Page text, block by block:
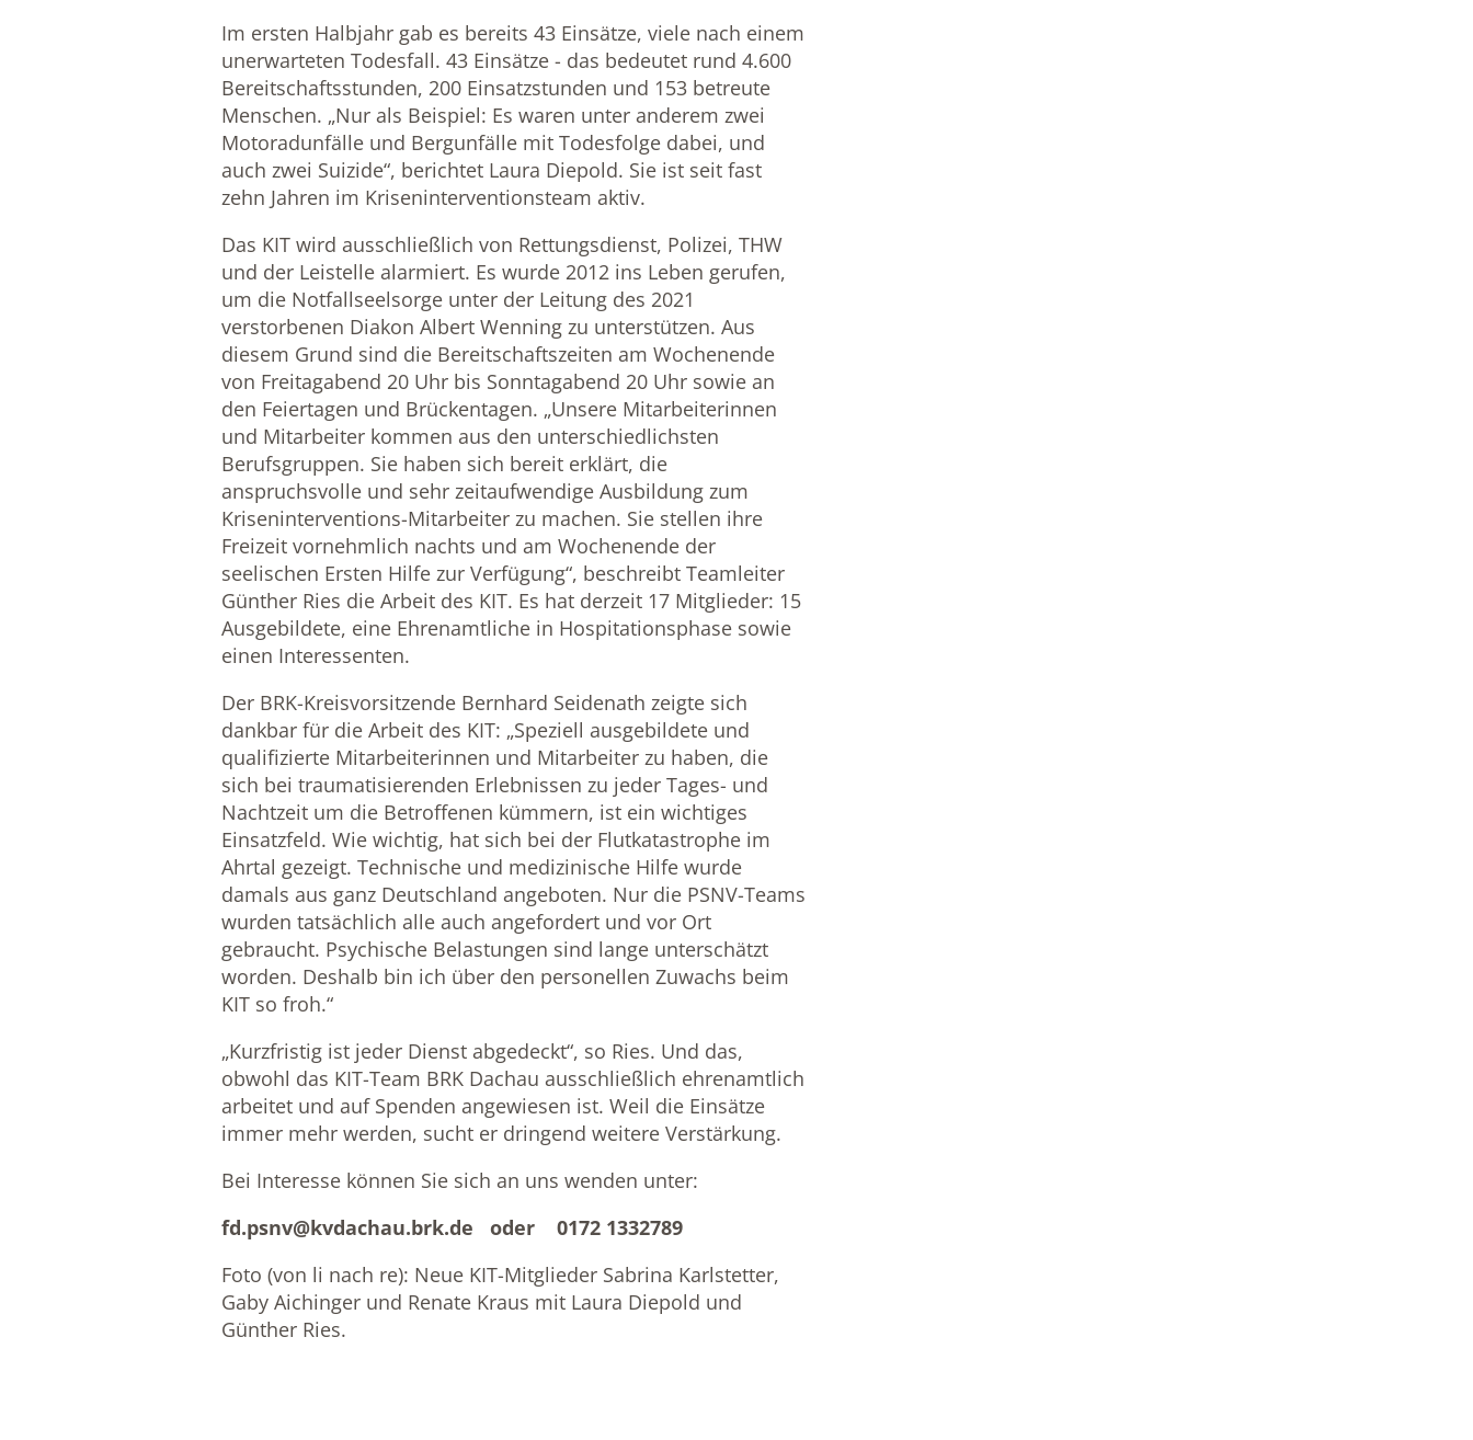
Im ersten Halbjahr gab es bereits 43 Einsätze, viele nach einem
unerwarteten Todesfall. 43 Einsätze - das bedeutet rund 4.600
Bereitschaftsstunden, 200 Einsatzstunden und 153 betreute
Menschen. „Nur als Beispiel: Es waren unter anderem zwei
Motoradunfälle und Bergunfälle mit Todesfolge dabei, und
auch zwei Suizide“, berichtet Laura Diepold. Sie ist seit fast
zehn Jahren im Kriseninterventionsteam aktiv.
Das KIT wird ausschließlich von Rettungsdienst, Polizei, THW
und der Leistelle alarmiert. Es wurde 2012 ins Leben gerufen,
um die Notfallseelsorge unter der Leitung des 2021
verstorbenen Diakon Albert Wenning zu unterstützen. Aus
diesem Grund sind die Bereitschaftszeiten am Wochenende
von Freitagabend 20 Uhr bis Sonntagabend 20 Uhr sowie an
den Feiertagen und Brückentagen. „Unsere Mitarbeiterinnen
und Mitarbeiter kommen aus den unterschiedlichsten
Berufsgruppen. Sie haben sich bereit erklärt, die
anspruchsvolle und sehr zeitaufwendige Ausbildung zum
Kriseninterventions-Mitarbeiter zu machen. Sie stellen ihre
Freizeit vornehmlich nachts und am Wochenende der
seelischen Ersten Hilfe zur Verfügung“, beschreibt Teamleiter
Günther Ries die Arbeit des KIT. Es hat derzeit 17 Mitglieder: 15
Ausgebildete, eine Ehrenamtliche in Hospitationsphase sowie
einen Interessenten.
Der BRK-Kreisvorsitzende Bernhard Seidenath zeigte sich
dankbar für die Arbeit des KIT: „Speziell ausgebildete und
qualifizierte Mitarbeiterinnen und Mitarbeiter zu haben, die
sich bei traumatisierenden Erlebnissen zu jeder Tages- und
Nachtzeit um die Betroffenen kümmern, ist ein wichtiges
Einsatzfeld. Wie wichtig, hat sich bei der Flutkatastrophe im
Ahrtal gezeigt. Technische und medizinische Hilfe wurde
damals aus ganz Deutschland angeboten. Nur die PSNV-Teams
wurden tatsächlich alle auch angefordert und vor Ort
gebraucht. Psychische Belastungen sind lange unterschätzt
worden. Deshalb bin ich über den personellen Zuwachs beim
KIT so froh.“
„Kurzfristig ist jeder Dienst abgedeckt“, so Ries. Und das,
obwohl das KIT-Team BRK Dachau ausschließlich ehrenamtlich
arbeitet und auf Spenden angewiesen ist. Weil die Einsätze
immer mehr werden, sucht er dringend weitere Verstärkung.
Bei Interesse können Sie sich an uns wenden unter:
fd.psnv@kvdachau.brk.de oder 0172 1332789
Foto (von li nach re): Neue KIT-Mitglieder Sabrina Karlstetter,
Gaby Aichinger und Renate Kraus mit Laura Diepold und
Günther Ries.